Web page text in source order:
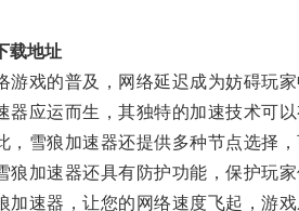
载地址
戏的普及，网络延迟成为妨碍玩家
应运而生，其独特的加速技术可以
雪狼加速器还提供多种节点选择，
加速器还具有防护功能，保护玩家
速器，让您的网络速度飞起，游戏